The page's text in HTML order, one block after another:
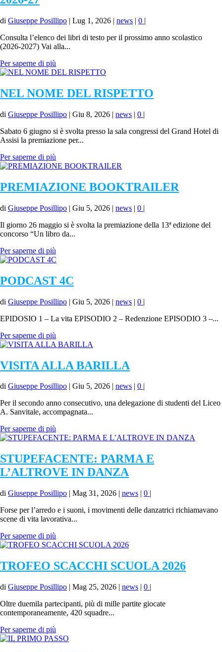
di Giuseppe Posillipo | Lug 1, 2026 | news | 0 |
Consulta l’elenco dei libri di testo per il prossimo anno scolastico
(2026-2027) Vai alla...
Per saperne di più
NEL NOME DEL RISPETTO
di Giuseppe Posillipo | Giu 8, 2026 | news | 0 |
Sabato 6 giugno si è svolta presso la sala congressi del Grand Hotel di
Assisi la premiazione per...
Per saperne di più
PREMIAZIONE BOOKTRAILER
di Giuseppe Posillipo | Giu 5, 2026 | news | 0 |
Il giorno 26 maggio si è svolta la premiazione della 13ª edizione del
concorso “Un libro da...
Per saperne di più
PODCAST 4C
di Giuseppe Posillipo | Giu 5, 2026 | news | 0 |
EPIDOSIO 1 – La vita EPISODIO 2 – Redenzione EPISODIO 3 –...
Per saperne di più
VISITA ALLA BARILLA
di Giuseppe Posillipo | Giu 5, 2026 | news | 0 |
Per il secondo anno consecutivo, una delegazione di studenti del Liceo
A. Sanvitale, accompagnata...
Per saperne di più
STUPEFACENTE: PARMA E
L’ALTROVE IN DANZA
di Giuseppe Posillipo | Mag 31, 2026 | news | 0 |
Forse per l’arredo e i suoni, i movimenti delle danzatrici richiamavano
scene di vita lavorativa...
Per saperne di più
TROFEO SCACCHI SCUOLA 2026
di Giuseppe Posillipo | Mag 25, 2026 | news | 0 |
Oltre duemila partecipanti, più di mille partite giocate
contemporaneamente, 420 squadre...
Per saperne di più